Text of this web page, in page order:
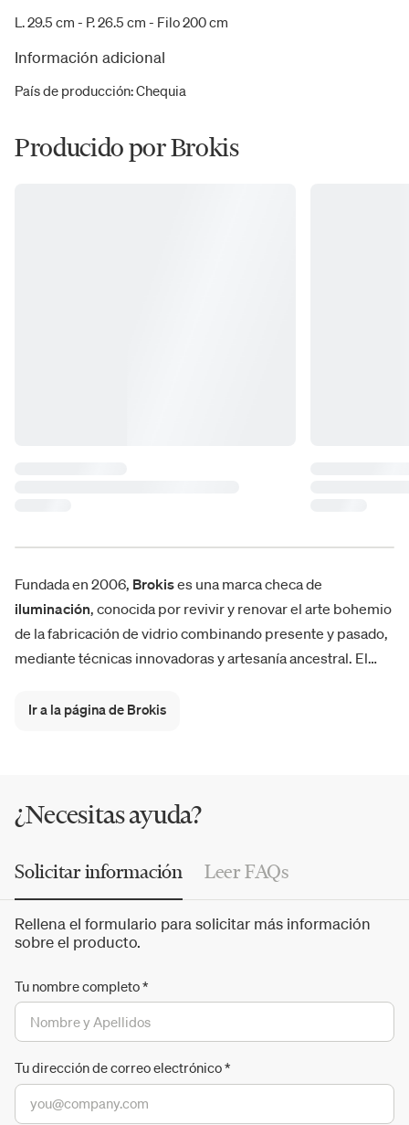
L. 29.5 cm - P. 26.5 cm - Filo 200 cm
Información adicional
País de producción:Chequia
Producido por Brokis
Fundada en 2006, Brokises una marca checa de
iluminación, conocida por revivir y renovar el arte bohemio
de la fabricación de vidrio combinando presente y pasado,
mediante técnicas innovadoras y artesanía ancestral. El
caracteriza las lámparas Brokis: basta pensar en las
renombrados diseñadores checos e internacionales.
Ir a la página de Brokis
¿Necesitas ayuda?
Solicitar información Leer FAQs
Rellena el formulario para solicitar más información
sobre el producto.
Tu nombre completo*
Tu dirección de correo electrónico*